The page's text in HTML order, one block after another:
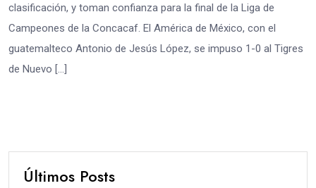
clasificación, y toman confianza para la final de la Liga de
Campeones de la Concacaf. El América de México, con el
guatemalteco Antonio de Jesús López, se impuso 1-0 al Tigres
de Nuevo […]
Últimos Posts